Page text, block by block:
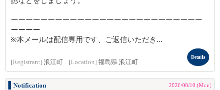
ーーーーーーーーーーーーーーーーーーーーーーーーーー
ーーーー
※本メールは配信専用です、ご返信いただき...
[Registrant] 浪江町 [Location] 福島県 浪江町
Details
Notification 2026/08/10 (Mon)